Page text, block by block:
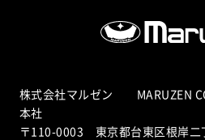
株式会社マルゼン MARUZEN
本社
〒110-0003 東京都台東区根岸二